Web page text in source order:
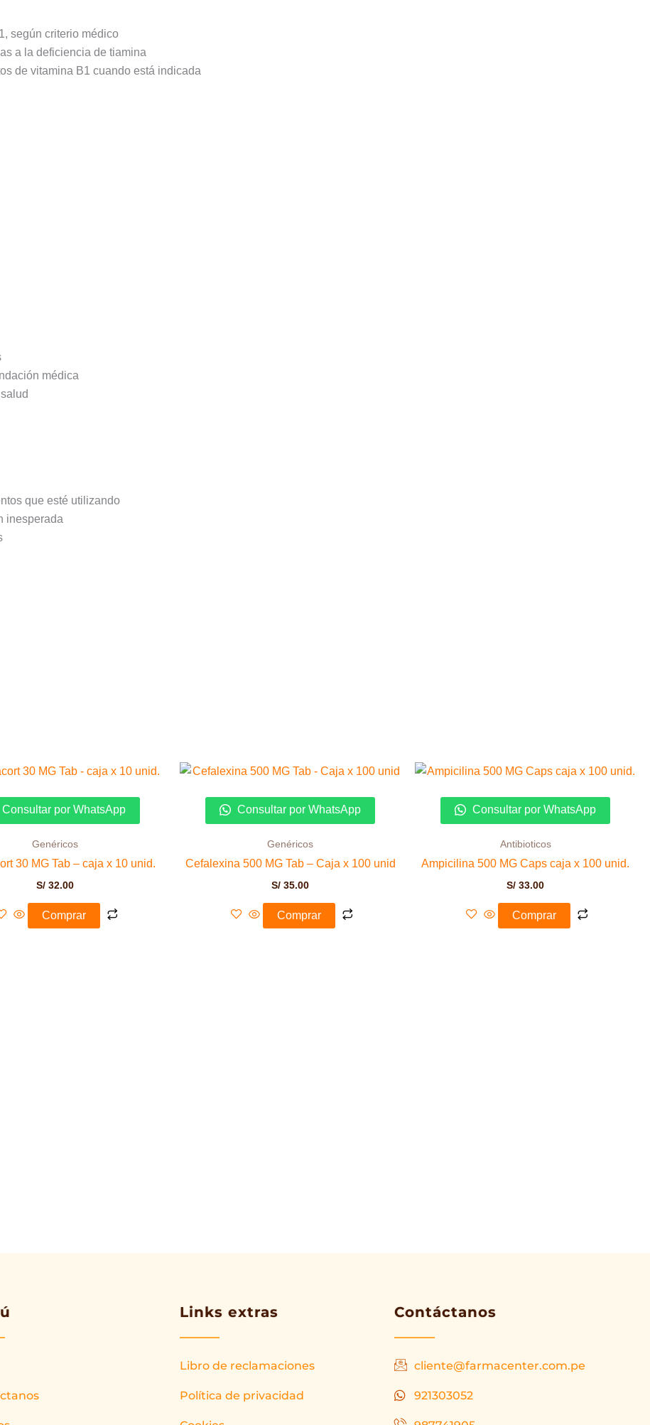
según criterio médico
a la deficiencia de tiamina
de vitamina B1 cuando está indicada
médica
que esté utilizando
inesperada
Consultar por WhatsApp
Genéricos
30 MG Tab – caja x 10 unid.
S/ 32.00
Comprar
Consultar por WhatsApp
Genéricos
Cefalexina 500 MG Tab – Caja x 100 unid
S/ 35.00
Comprar
Consultar por WhatsApp
Antibioticos
Ampicilina 500 MG Caps caja x 100 unid.
S/ 33.00
Comprar
Links extras
Libro de reclamaciones
Política de privacidad
Contáctanos
cliente@farmacenter.com.pe
921303052